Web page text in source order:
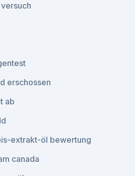
erschossen
ab
extrakt-öl bewertung
canada